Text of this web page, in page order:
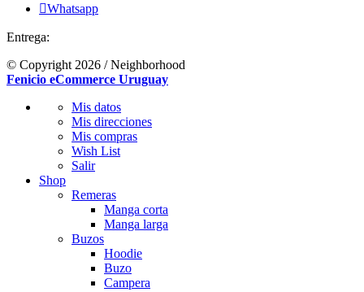
Whatsapp
Entrega:
© Copyright 2026 / Neighborhood
Fenicio eCommerce Uruguay
Mis datos
Mis direcciones
Mis compras
Wish List
Salir
Shop
Remeras
Manga corta
Manga larga
Buzos
Hoodie
Buzo
Campera